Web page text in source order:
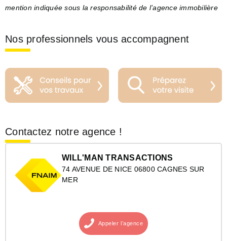
mention indiquée sous la responsabilité de l’agence immobilière
Nos professionnels vous accompagnent
Contactez notre agence !
WILL'MAN TRANSACTIONS
74 AVENUE DE NICE 06800 CAGNES SUR
MER
Appeler l’agence